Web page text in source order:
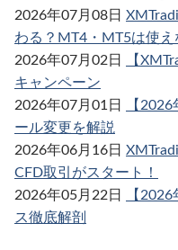
2026年07月08日
わる？MT4・MT5は使え
2026年07月02日
【
キャンペーン
2026年07月01日
【
ール変更を解説
2026年06月16日
CFD取引がスタート！
2026年05月22日
【
ス徹底解剖